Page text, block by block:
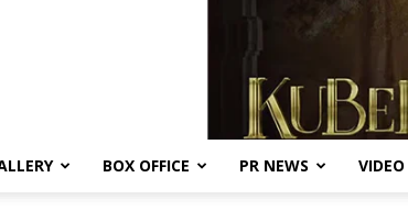
BOX OFFICE PR NEWS VIDEO